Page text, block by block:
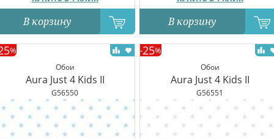
В корзину В корзину
Обои
Aura Just 4 Kids II
G56550
%
Обои
Aura Just 4 Kids II
G56551
-25%